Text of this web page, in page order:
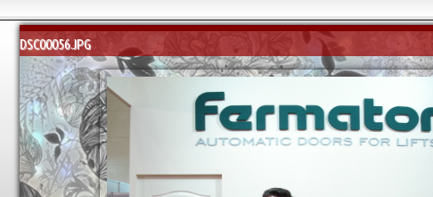
DSC00056.JPG